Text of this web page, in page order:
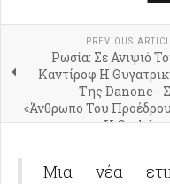
PREVIOUS
Ρωσία: Σε Ανιψιό
Καντίροφ Η
Της Danone -
«Άνθρωπο Του
Η
Μια νέα